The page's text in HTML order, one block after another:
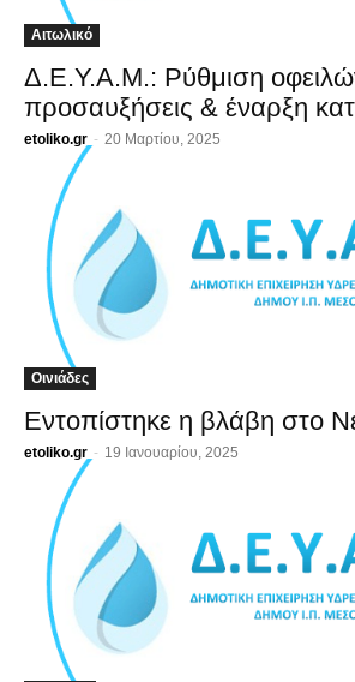
Αιτωλικό
Δ.Ε.Υ.Α.Μ.: Ρύθμιση
προσαυξήσεις & έναρξη
etoliko.gr - 20 Μαρτίου, 2025
Οινιάδες
Εντοπίστηκε η βλάβη στο
etoliko.gr - 19 Ιανουαρίου, 2025